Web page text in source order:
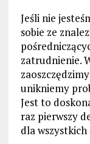
Jeśli nie
sobie ze
zatrudnienie.
unikniemy
Jest to
raz pierwszy
dla wszystkich